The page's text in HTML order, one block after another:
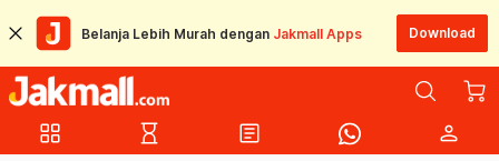
Belanja Lebih Murah dengan Jakmall Apps Download
grid_view hourglass_empty article person